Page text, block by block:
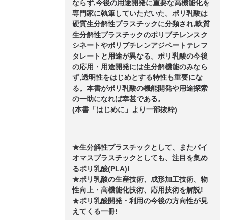
ならず,今後の用途開発に重要な高機能化を
専門家に執筆していただいた。ポリ乳酸は
硬質生分解性プラスチックに分類され,軟質
生分解性プラスチックのポリブチレンスク
シネートやポリブチレンアジペートテレフ
タレートと用途が異なる。ポリ乳酸の今後
の応用・用途開発には生分解機能のみなら
ず,透明性をはじめとする特性も重要にな
る。本書がポリ乳酸の機能開発や用途探索
の一助になれば幸甚である。
(本書「はじめに」より一部抜粋)
★生分解性プラスチックとして、またバイ
オマスプラスチックとしても、注目を集め
るポリ乳酸(PLA)!
★ポリ乳酸の生産技術、成形加工技術、物
性向上・高機能化技術、応用技術を解説!
★ポリ乳酸開発・利用の今後の方向性が見
えてくる一冊!